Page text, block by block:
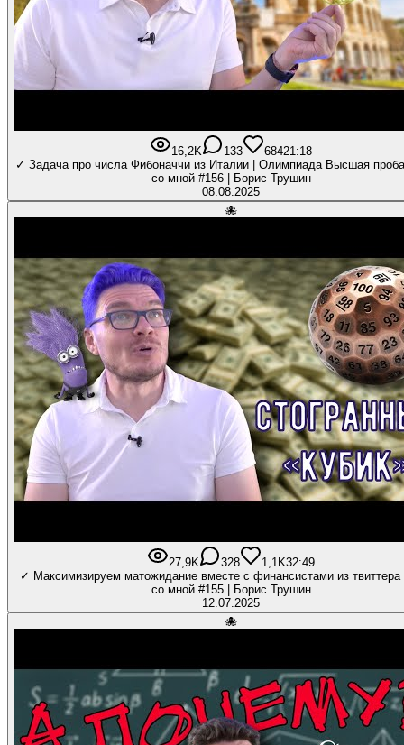
16,2K 133 68421:18
✓ Задача про числа Фибоначчи из Италии | Олимпиада Высшая
со мной #156 | Борис Трушин
08.08.2025
🐙
27,9K 328 1,1K32:49
✓ Максимизируем матожидание вместе с финансистами из твиттера
со мной #155 | Борис Трушин
12.07.2025
🐙